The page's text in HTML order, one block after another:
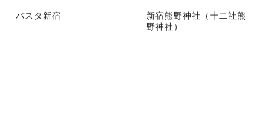
バスタ新宿
新宿熊野神社（十二社熊
野神社）